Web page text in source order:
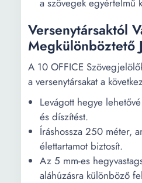
a szövegek egyértelmű
Versenytársaktól
Megkülönböztető
A 10 OFFICE
a versenytársakat a
Levágott hegye
és díszítést.
Íráshossza 250 méter,
élettartamot biztosít.
Az 5 mm-es
aláhúzásra különböző